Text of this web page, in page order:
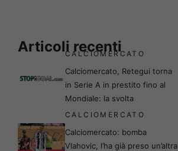
Articoli recenti
CALCIOMERCATO
Calciomercato, Retegui torna
in Serie A in prestito fino al
Mondiale: la svolta
CALCIOMERCATO
Calciomercato: bomba
Vlahovic, l’ha già preso un’altra